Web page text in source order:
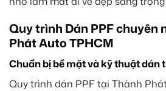
Quy trình Dán PPF chuyên
Phát Auto TPHCM
Chuẩn bị bề mặt và kỹ thuật dán
Quy trình dán PPF tại Thành